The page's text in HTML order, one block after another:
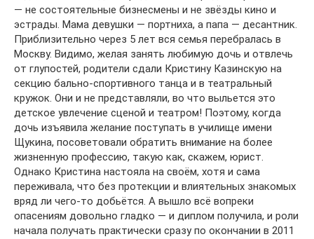
— не состоятельные бизнесмены и не звёзды кино и
эстрады. Мама девушки — портниха, а папа — десантник.
Приблизительно через 5 лет вся семья перебралась в
Москву. Видимо, желая занять любимую дочь и отвлечь
от глупостей, родители сдали Кристину Казинскую на
секцию бально-спортивного танца и в театральный
кружок. Они и не представляли, во что выльется это
детское увлечение сценой и театром! Поэтому, когда
дочь изъявила желание поступать в училище имени
Щукина, посоветовали обратить внимание на более
жизненную профессию, такую как, скажем, юрист.
Однако Кристина настояла на своём, хотя и сама
переживала, что без протекции и влиятельных знакомых
вряд ли чего-то добьётся. А вышло всё вопреки
опасениям довольно гладко — и диплом получила, и роли
начала получать практически сразу по окончании в 2011